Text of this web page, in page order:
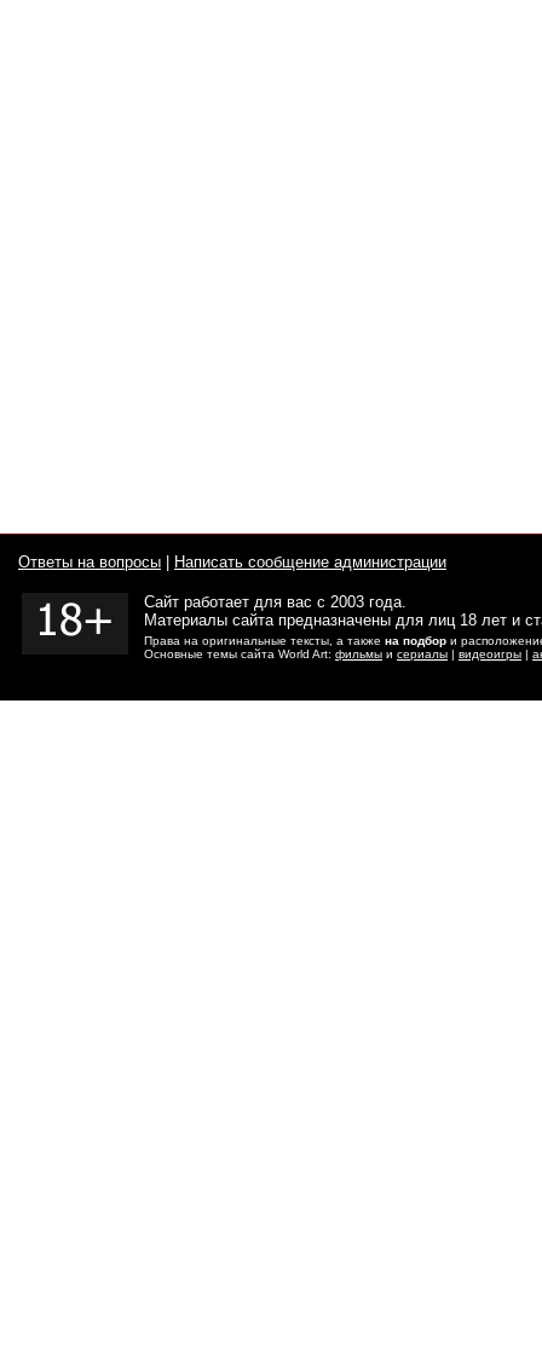
Ответы на вопросы Написать сообщение администрации
Сайт работает для вас с 2003 года.
Материалы сайта предназначены для лиц 18 лет и
Права на оригинальные тексты, а также на подбор и
Основные темы сайта World Art: фильмы и сериалы | видеоигры |